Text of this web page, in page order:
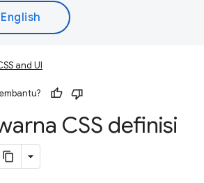
and UI
CSS definisi